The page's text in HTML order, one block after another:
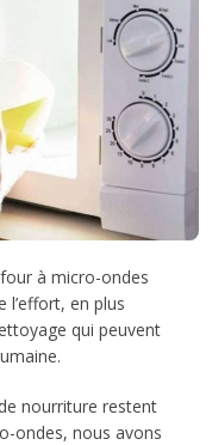
à micro-ondes
l’effort, en plus
qui peuvent
nourriture restent
ondes, nous avons